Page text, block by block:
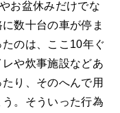
お盆休みだけでな
数十台の車が停ま
のは、ここ10年ぐ
や炊事施設などあ
り、そのへんで用
。そういった行為